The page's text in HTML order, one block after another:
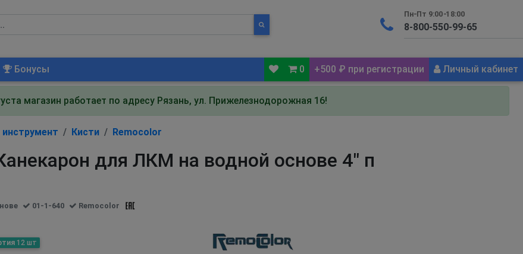
Пн-Пт 9:00-18:00
Бонусы 0 +500 ₽ при регистрации Личный кабинет
магазин работает по адресу Рязань, ул. Прижелезнодорожная 16!
Кисти Remocolor
для ЛКМ на водной основе 4" п
01-1-640 Remocolor
12 шт